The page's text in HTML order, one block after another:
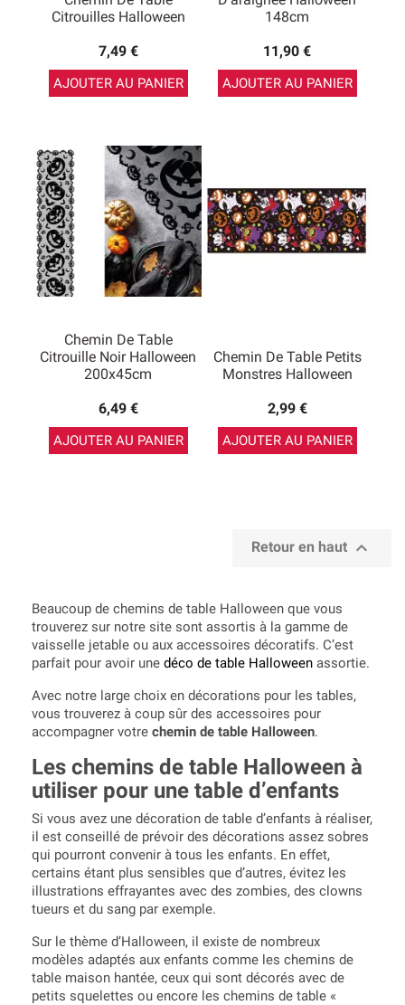
Citrouilles Halloween
7,49 €
AJOUTER AU PANIER
148cm
11,90 €
AJOUTER AU PANIER
Chemin De Table
Citrouille Noir Halloween
200x45cm
6,49 €
AJOUTER AU PANIER
Chemin De Table Petits
Monstres Halloween
2,99 €
AJOUTER AU PANIER
Retour en haut 
Beaucoup de chemins de table Halloween que vous
trouverez sur notre site sont assortis à la gamme de
vaisselle jetable ou aux accessoires décoratifs. C’est
parfait pour avoir une déco de table Halloween assortie.
Avec notre large choix en décorations pour les tables,
vous trouverez à coup sûr des accessoires pour
accompagner votre chemin de table Halloween.
Les chemins de table Halloween à
utiliser pour une table d’enfants
Si vous avez une décoration de table d’enfants à réaliser,
il est conseillé de prévoir des décorations assez sobres
qui pourront convenir à tous les enfants. En effet,
certains étant plus sensibles que d’autres, évitez les
illustrations effrayantes avec des zombies, des clowns
tueurs et du sang par exemple.
Sur le thème d’Halloween, il existe de nombreux
modèles adaptés aux enfants comme les chemins de
table maison hantée, ceux qui sont décorés avec de
petits squelettes ou encore les chemins de table «